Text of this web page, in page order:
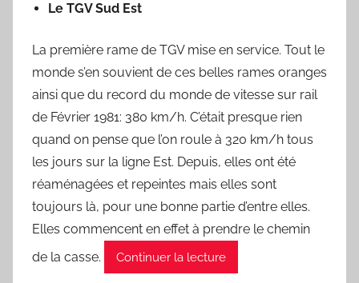
Le TGV Sud Est
La première rame de TGV mise en service. Tout le
monde s’en souvient de ces belles rames oranges
ainsi que du record du monde de vitesse sur rail
de Février 1981: 380 km/h. C’était presque rien
quand on pense que l’on roule à 320 km/h tous
les jours sur la ligne Est. Depuis, elles ont été
réaménagées et repeintes mais elles sont
toujours là, pour une bonne partie d’entre elles.
Elles commencent en effet à prendre le chemin
de la casse.
Continuer la lecture